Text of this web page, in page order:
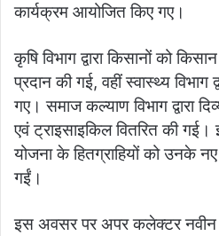
कार्यक्रम आयोजित किए गए।
कृषि विभाग द्वारा किसानों को
प्रदान की गई, वहीं स्वास्थ्य विभाग
गए। समाज कल्याण विभाग द्वारा
एवं ट्राइसाइकिल वितरित की
योजना के हितग्राहियों को उनके
गईं।
इस अवसर पर अपर कलेक्टर नवीन